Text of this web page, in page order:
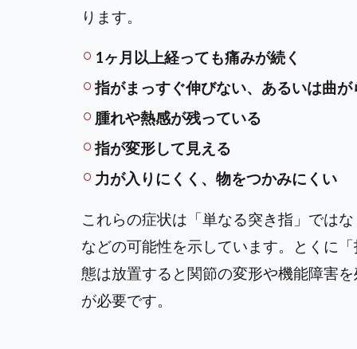
ります。
1ヶ月以上経っても痛みが続く
指がまっすぐ伸びない、あるいは曲が
腫れや熱感が残っている
指が変形して見える
力が入りにくく、物をつかみにくい
これらの症状は「単なる突き指」では
などの可能性を示しています。とくに
態は放置すると関節の変形や機能障害
が必要です。